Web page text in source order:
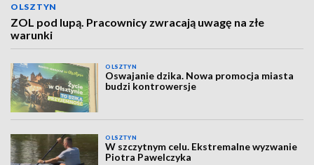
OLSZTYN
ZOL pod lupą. Pracownicy zwracają uwagę na złe
warunki
OLSZTYN
Oswajanie dzika. Nowa promocja miasta
budzi kontrowersje
OLSZTYN
W szczytnym celu. Ekstremalne wyzwanie
Piotra Pawelczyka